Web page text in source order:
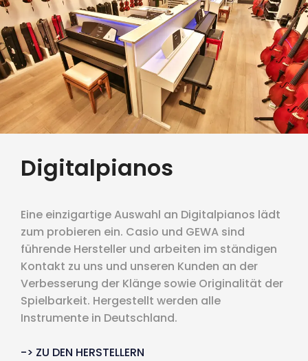
Digitalpianos
Eine einzigartige Auswahl an Digitalpianos lädt
zum probieren ein. Casio und GEWA sind
führende Hersteller und arbeiten im ständigen
Kontakt zu uns und unseren Kunden an der
Verbesserung der Klänge sowie Originalität der
Spielbarkeit. Hergestellt werden alle
Instrumente in Deutschland.
-> ZU DEN HERSTELLERN